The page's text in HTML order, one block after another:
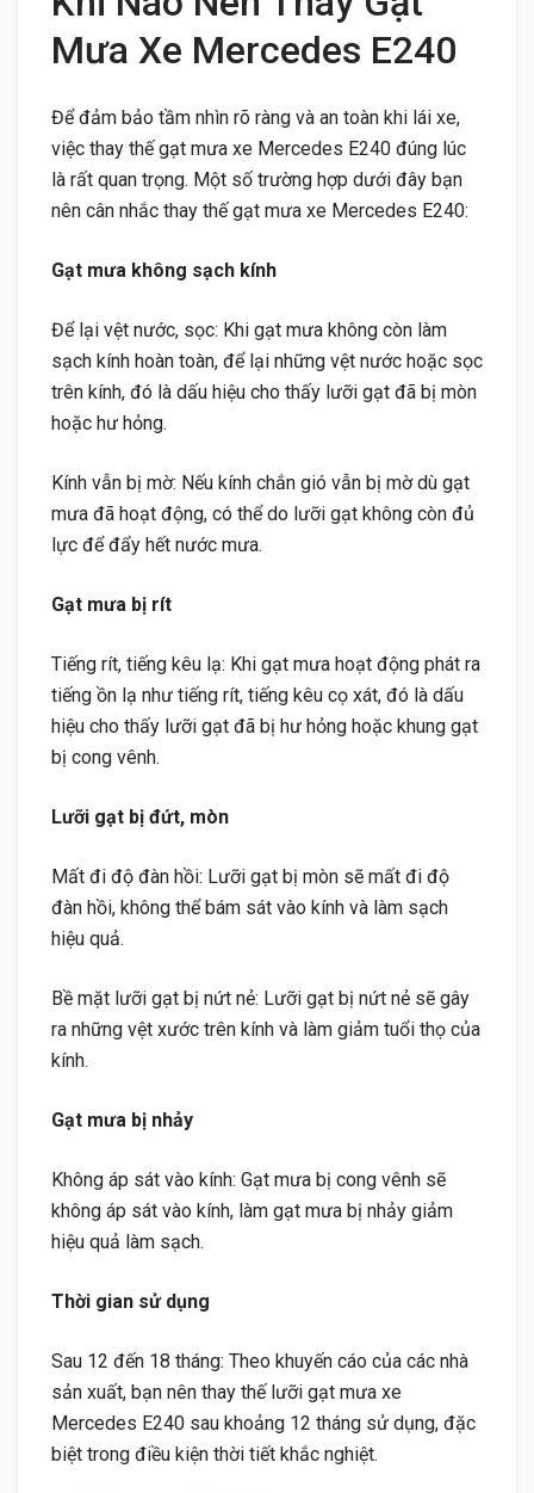
Mưa Xe Mercedes E240
Để đảm bảo tầm nhìn rõ ràng và an toàn khi lái xe,
việc thay thế gạt mưa xe Mercedes E240 đúng lúc
là rất quan trọng. Một số trường hợp dưới đây bạn
nên cân nhắc thay thế gạt mưa xe Mercedes E240:
Gạt mưa không sạch kính
Để lại vệt nước, sọc: Khi gạt mưa không còn làm
sạch kính hoàn toàn, để lại những vệt nước hoặc sọc
trên kính, đó là dấu hiệu cho thấy lưỡi gạt đã bị mòn
hoặc hư hỏng.
Kính vẫn bị mờ: Nếu kính chắn gió vẫn bị mờ dù gạt
mưa đã hoạt động, có thể do lưỡi gạt không còn đủ
lực để đẩy hết nước mưa.
Gạt mưa bị rít
Tiếng rít, tiếng kêu lạ: Khi gạt mưa hoạt động phát ra
tiếng ồn lạ như tiếng rít, tiếng kêu cọ xát, đó là dấu
hiệu cho thấy lưỡi gạt đã bị hư hỏng hoặc khung gạt
bị cong vênh.
Lưỡi gạt bị đứt, mòn
Mất đi độ đàn hồi: Lưỡi gạt bị mòn sẽ mất đi độ
đàn hồi, không thể bám sát vào kính và làm sạch
hiệu quả.
Bề mặt lưỡi gạt bị nứt nẻ: Lưỡi gạt bị nứt nẻ sẽ gây
ra những vệt xước trên kính và làm giảm tuổi thọ của
kính.
Gạt mưa bị nhảy
Không áp sát vào kính: Gạt mưa bị cong vênh sẽ
không áp sát vào kính, làm gạt mưa bị nhảy giảm
hiệu quả làm sạch.
Thời gian sử dụng
Sau 12 đến 18 tháng: Theo khuyến cáo của các nhà
sản xuất, bạn nên thay thế lưỡi gạt mưa xe
Mercedes E240 sau khoảng 12 tháng sử dụng, đặc
biệt trong điều kiện thời tiết khắc nghiệt.